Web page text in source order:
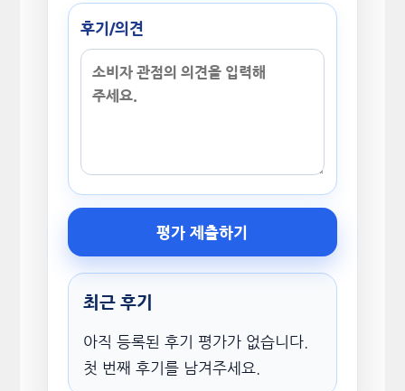
후기/의견
평가 제출하기
최근 후기
아직 등록된 후기 평가가 없습니다.
첫 번째 후기를 남겨주세요.